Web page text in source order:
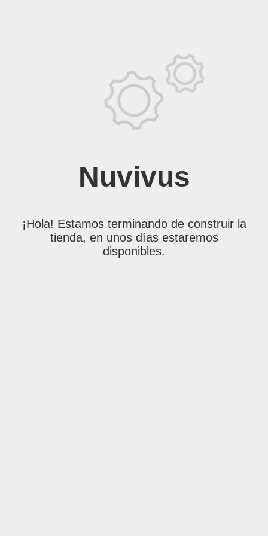
Nuvivus
¡Hola! Estamos terminando de construir la
tienda, en unos días estaremos
disponibles.